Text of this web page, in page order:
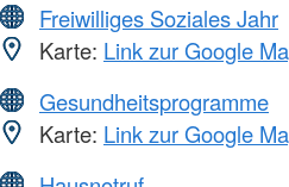
Freiwilliges Soziales Jahr
Karte: Link zur Google
Gesundheitsprogramme
Karte: Link zur Google